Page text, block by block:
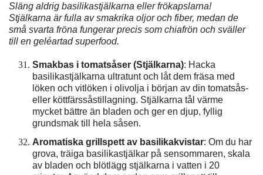
Släng aldrig basilikastjälkarna eller frökapslarna!
Stjälkarna är fulla av smakrika oljor och fiber, medan de
små svarta fröna fungerar precis som chiafrön och sväller
till en geléartad superfood.
Smakbas i tomatsåser (Stjälkarna): Hacka
basilikastjälkarna ultratunt och låt dem fräsa med
löken och vitlöken i olivolja i början av din tomatsås-
eller köttfärssåstillagning. Stjälkarna tål värme
mycket bättre än bladen och ger en djup, fyllig
grundsmak till hela såsen.
Aromatiska grillspett av basilikakvistar: Om du har
grova, träiga basilikastjälkar på sensommaren, skala
av bladen och blötlägg stjälkarna i vatten i 20